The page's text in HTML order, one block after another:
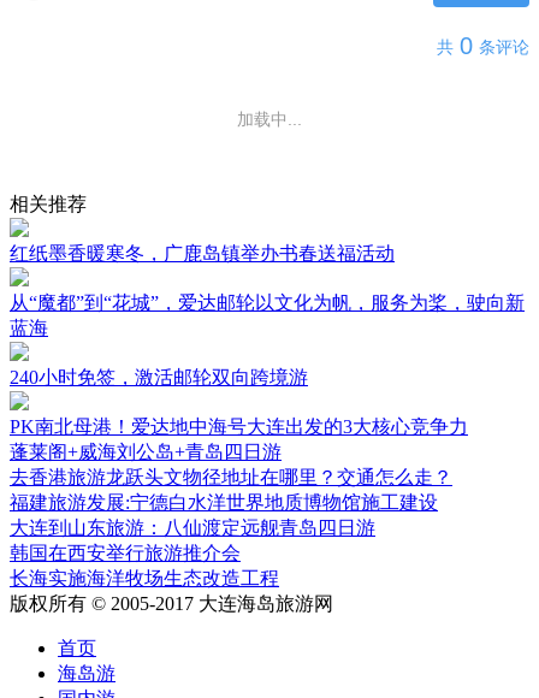
共 0 条评论
加载中...
相关推荐
红纸墨香暖寒冬，广鹿岛镇举办书春送福活动
从“魔都”到“花城”，爱达邮轮以文化为帆，服务为桨，驶向新
蓝海
240小时免签，激活邮轮双向跨境游
PK南北母港！爱达地中海号大连出发的3大核心竞争力
蓬莱阁+威海刘公岛+青岛四日游
去香港旅游龙跃头文物径地址在哪里？交通怎么走？
福建旅游发展:宁德白水洋世界地质博物馆施工建设
大连到山东旅游：八仙渡定远舰青岛四日游
韩国在西安举行旅游推介会
长海实施海洋牧场生态改造工程
版权所有 © 2005-2017 大连海岛旅游网
首页
海岛游